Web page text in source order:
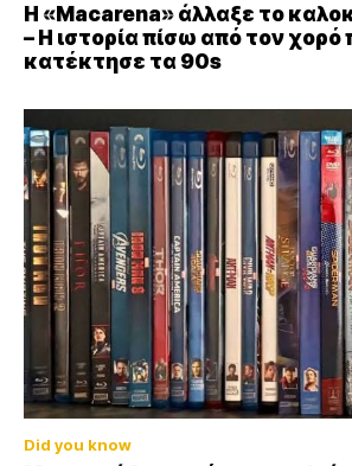
Η «Macarena» άλλαξε το
– Η ιστορία πίσω από τον χορό
κατέκτησε τα 90s
Did you know